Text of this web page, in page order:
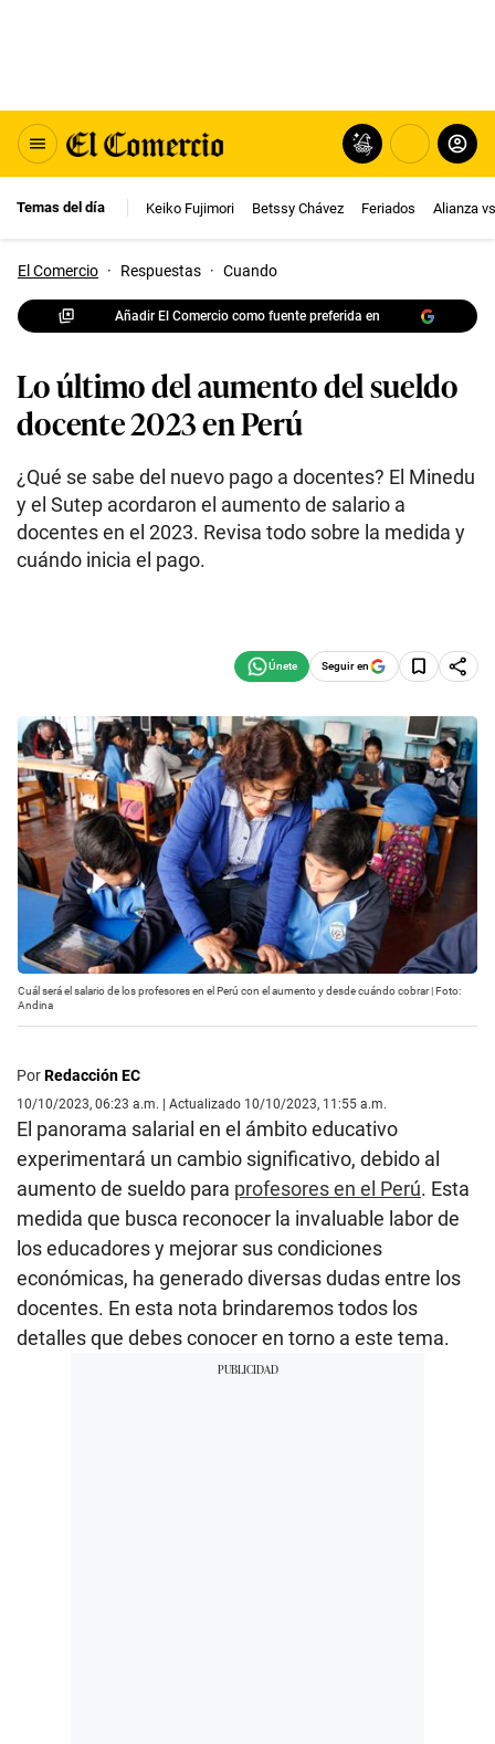
Temas del día Keiko Fujimori Betssy Chávez Feriados Alianza
El Comercio · Respuestas · Cuando
Añadir El Comercio como fuente preferida en
Lo último del aumento del sueldo
docente 2023 en Perú
¿Qué se sabe del nuevo pago a docentes? El Minedu
y el Sutep acordaron el aumento de salario a
docentes en el 2023. Revisa todo sobre la medida y
cuándo inicia el pago.
Seguir en
Cuál será el salario de los profesores en el Perú con el aumento y desde cuándo cobrar | Foto:
Andina
PorRedacción EC
10/10/2023, 06:23 a.m. | Actualizado 10/10/2023, 11:55 a.m.
El panorama salarial en el ámbito educativo
experimentará un cambio significativo, debido al
aumento de sueldo para profesores en el Perú. Esta
medida que busca reconocer la invaluable labor de
los educadores y mejorar sus condiciones
económicas, ha generado diversas dudas entre los
docentes. En esta nota brindaremos todos los
detalles que debes conocer en torno a este tema.